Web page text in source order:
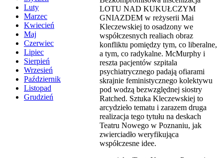
Luty
Marzec
Kwiecień
Maj
Czerwiec
Lipiec
Sierpień
Wrzesień
Październik
Listopad
Grudzień
LOTU NAD KUKUŁCZYM
GNIAZDEM w reżyserii Mai
Kleczewskiej to osadzony we
współczesnych realiach obraz
konfliktu pomiędzy tym, co liberalne,
a tym, co radykalne. McMurphy i
reszta pacjentów szpitala
psychiatrycznego padają ofiarami
skrajnie feministycznego kolektywu
pod wodzą bezwzględnej siostry
Ratched. Sztuka Kleczewskiej to
arcydzieło tematu i zarazem druga
realizacja tego tytułu na deskach
Teatru Nowego w Poznaniu, jak
zwierciadło weryfikująca
współczesne idee.